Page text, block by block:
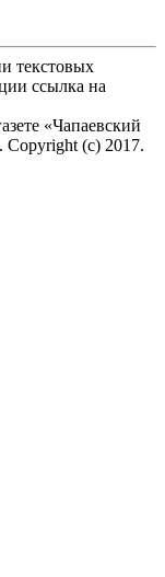
текстовых
ссылка на
«Чапаевский
. Copyright (c) 2017.